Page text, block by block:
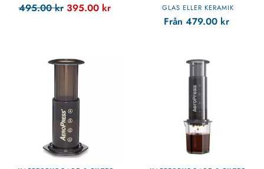
495.00kr 395.00 kr GLAS ELLER KERAMIK
Från 479.00 kr